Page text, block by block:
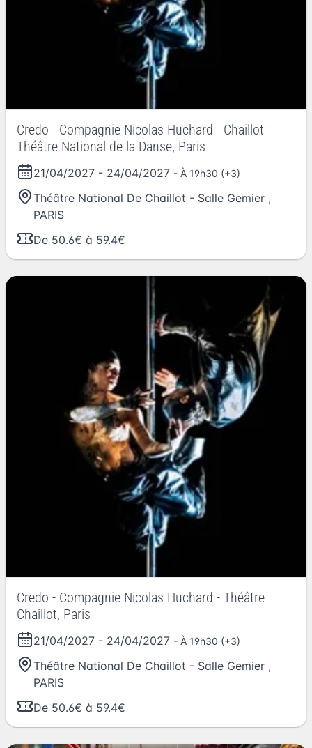
Credo - Compagnie Nicolas Huchard - Chaillot
Théâtre National de la Danse, Paris
21/04/2027 - 24/04/2027 - À 19h30 (+3)
Théâtre National De Chaillot - Salle Gemier ,
PARIS
De 50.6€ à 59.4€
Credo - Compagnie Nicolas Huchard - Théâtre
Chaillot, Paris
21/04/2027 - 24/04/2027 - À 19h30 (+3)
Théâtre National De Chaillot - Salle Gemier ,
PARIS
De 50.6€ à 59.4€